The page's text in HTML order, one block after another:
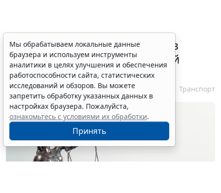
ВС РФ признал лишение прав
незаконным при неизвестной
личности водителя
7 августа 2026 16:37 Транспорт
Мы обрабатываем локальные данные
браузера и используем инструменты
аналитики в целях улучшения и обеспечения
работоспособности сайта, статистических
исследований и обзоров. Вы можете
запретить обработку указанных данных в
настройках браузера. Пожалуйста,
ознакомьтесь с условиями их обработки.
Принять